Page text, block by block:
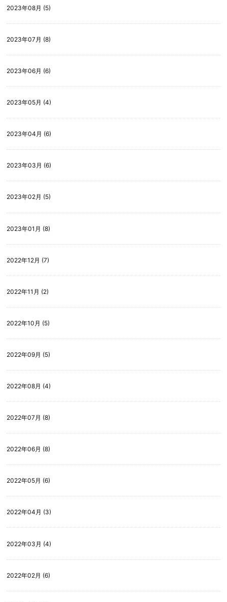
2023年08月 (5)
2023年07月 (8)
2023年06月 (6)
2023年05月 (4)
2023年04月 (6)
2023年03月 (6)
2023年02月 (5)
2023年01月 (8)
2022年12月 (7)
2022年11月 (2)
2022年10月 (5)
2022年09月 (5)
2022年08月 (4)
2022年07月 (8)
2022年06月 (8)
2022年05月 (6)
2022年04月 (3)
2022年03月 (4)
2022年02月 (6)